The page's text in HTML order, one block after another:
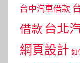
台中汽車借款
借款 台北
網頁設計 如